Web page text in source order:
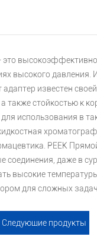
это
высокого
адаптер известен
также стойкостью к
использования в
PEEK
соединения, даже в
высокие
для сложных задач.
Следующие продукты